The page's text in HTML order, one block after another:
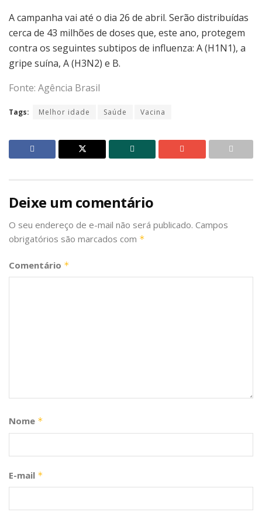
A campanha vai até o dia 26 de abril. Serão distribuídas
cerca de 43 milhões de doses que, este ano, protegem
contra os seguintes subtipos de influenza: A (H1N1), a
gripe suína, A (H3N2) e B.
Fonte: Agência Brasil
Tags: Melhor idade Saúde Vacina
Deixe um comentário
O seu endereço de e-mail não será publicado. Campos
obrigatórios são marcados com *
Comentário *
Nome *
E-mail *